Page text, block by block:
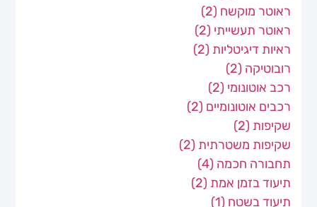
ראוטר מוקשח (2)
ראוטר תעשייתי (2)
ראיות דיגיטליות (2)
רובוטיקה (2)
רכב אוטונומי (2)
רכבים אוטונומיים (2)
שקיפות (2)
שקיפות משטרתית (2)
תחבורה חכמה (4)
תיעוד בזמן אמת (2)
תיעוד בשטח (1)